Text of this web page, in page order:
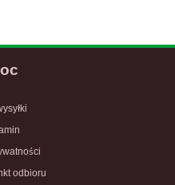
odbioru